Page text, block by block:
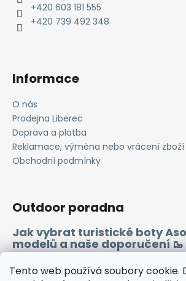
Tento web používá soubory cookie.
+420 603 181 555
+420 739 492 348
Informace
O nás
Prodejna Liberec
Doprava a platba
Reklamace, výměna nebo vrácení zboží
Obchodní podmínky
Outdoor poradna
Jak vybrat turistické boty
modelů a naše doporučení 🥾